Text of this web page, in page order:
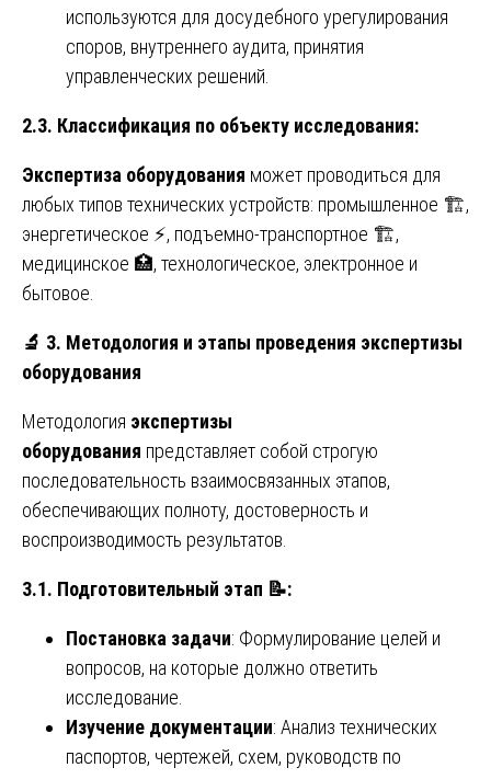
используются для досудебного урегулирования
споров, внутреннего аудита, принятия
управленческих решений.
2.3. Классификация по объекту исследования:
Экспертиза оборудования может проводиться для
любых типов технических устройств: промышленное 🏗️,
энергетическое ⚡, подъемно-транспортное 🏗️,
медицинское 🏥, технологическое, электронное и
бытовое.
🔬 3. Методология и этапы проведения экспертизы
оборудования
Методология экспертизы
оборудования представляет собой строгую
последовательность взаимосвязанных этапов,
обеспечивающих полноту, достоверность и
воспроизводимость результатов.
3.1. Подготовительный этап 📝:
Постановка задачи: Формулирование целей и
вопросов, на которые должно ответить
исследование.
Изучение документации: Анализ технических
паспортов, чертежей, схем, руководств по